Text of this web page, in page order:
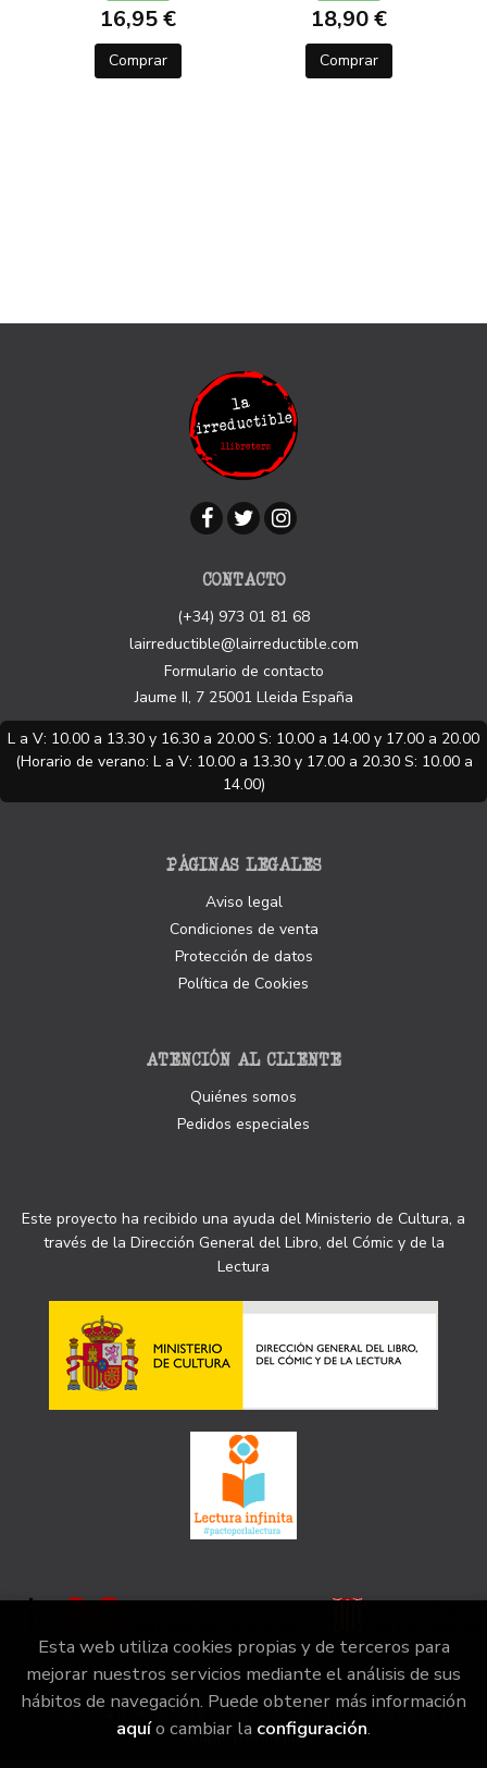
16,95 €
Comprar
18,90 €
Comprar
CONTACTO
(+34) 973 01 81 68
lairreductible@lairreductible.com
Formulario de contacto
Jaume II, 7 25001 Lleida España
L a V: 10.00 a 13.30 y 16.30 a 20.00 S: 10.00 a 14.00 y 17.00 a 20.00
(Horario de verano: L a V: 10.00 a 13.30 y 17.00 a 20.30 S: 10.00 a
14.00)
PÁGINAS LEGALES
Aviso legal
Condiciones de venta
Protección de datos
Política de Cookies
ATENCIÓN AL CLIENTE
Quiénes somos
Pedidos especiales
Este proyecto ha recibido una ayuda del Ministerio de Cultura, a
través de la Dirección General del Libro, del Cómic y de la
Lectura
2026 ©la irreductible . Todos los Derechos Reservados |
Grupo Trevenque
Esta web utiliza cookies propias y de terceros para
mejorar nuestros servicios mediante el análisis de sus
hábitos de navegación. Puede obtener más información
aquío cambiar la configuración.